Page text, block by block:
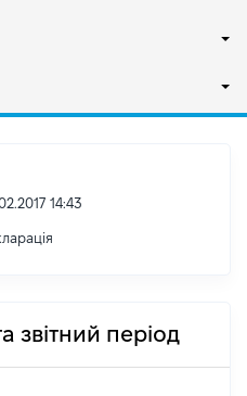
14:43
звітний період